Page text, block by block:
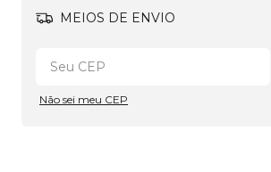
MEIOS DE ENVIO
Não sei meu CEP